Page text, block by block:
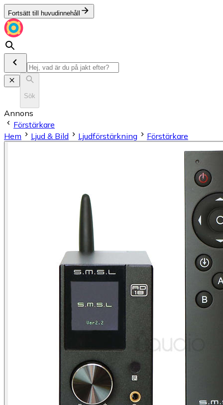
Fortsätt till huvudinnehåll
Sök
Annons
Förstärkare
Hem
Ljud & Bild Ljudförstärkning Förstärkare